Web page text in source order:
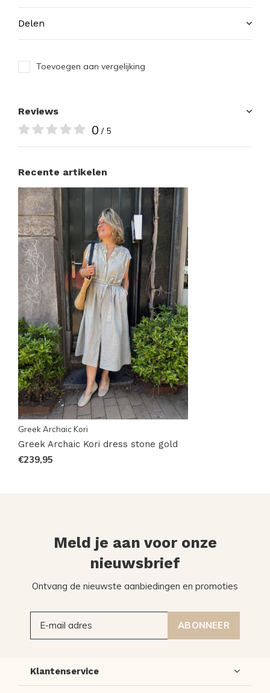
Delen
Toevoegen aan vergelijking
Reviews
0 / 5
Recente artikelen
Greek Archaic Kori
Greek Archaic Kori dress stone gold
€239,95
Meld je aan voor onze
nieuwsbrief
Ontvang de nieuwste aanbiedingen en promoties
ABONNEER
Klantenservice